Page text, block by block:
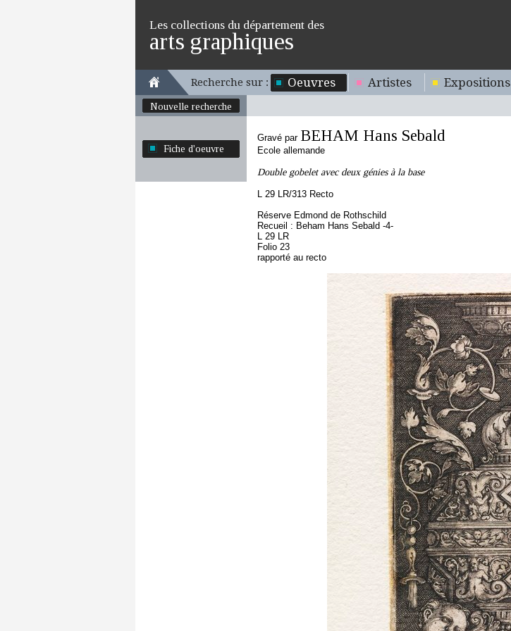
Les collections du département des
arts graphiques
Recherche sur : Oeuvres Artistes Expositions
Nouvelle recherche
Fiche d'oeuvre
Gravé par BEHAM Hans Sebald
Ecole allemande
Double gobelet avec deux génies à la base
L 29 LR/313 Recto
Réserve Edmond de Rothschild
Recueil : Beham Hans Sebald -4-
L 29 LR
Folio 23
rapporté au recto